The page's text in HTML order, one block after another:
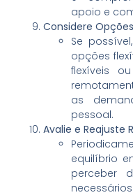
apoio e
Considere
Se
opções
flexíveis
as
pessoal.
Avalie e Reajuste
equilíbrio
perceber